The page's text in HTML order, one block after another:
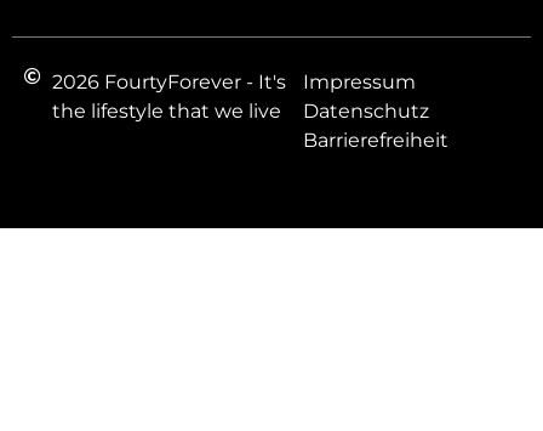
2026 FourtyForever - It's
the lifestyle that we live
Impressum
Datenschutz
Barrierefreiheit